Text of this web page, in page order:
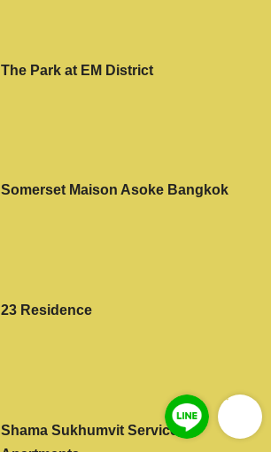
The Park at EM District
Somerset Maison Asoke Bangkok
23 Residence
Shama Sukhumvit Serviced